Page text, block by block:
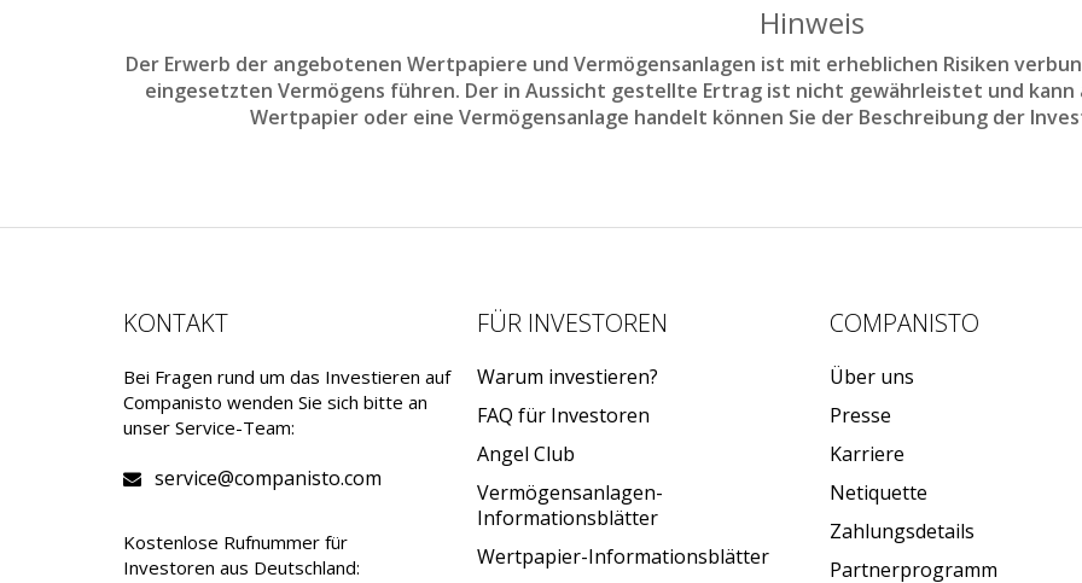
Hinweis
Der Erwerb der angebotenen Wertpapiere und Vermögensanlagen ist mit erheblichen Risiken
eingesetzten Vermögens führen. Der in Aussicht gestellte Ertrag ist nicht gewährleistet und kann
Wertpapier oder eine Vermögensanlage handelt können Sie der Beschreibung der
KONTAKT
Bei Fragen rund um das Investieren auf
Companisto wenden Sie sich bitte an
unser Service-Team:
service@companisto.com
Kostenlose Rufnummer für
Investoren aus Deutschland:
FÜR INVESTOREN
Warum investieren?
FAQ für Investoren
Angel Club
Vermögensanlagen-
Informationsblätter
Wertpapier-Informationsblätter
COMPANISTO
Über uns
Presse
Karriere
Netiquette
Zahlungsdetails
Partnerprogramm